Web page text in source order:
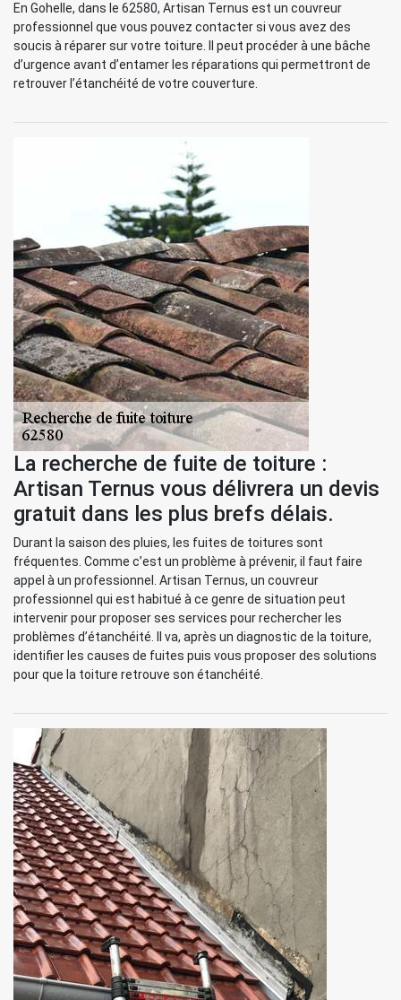
En Gohelle, dans le 62580, Artisan Ternus est un couvreur
professionnel que vous pouvez contacter si vous avez des
soucis à réparer sur votre toiture. Il peut procéder à une bâche
d’urgence avant d’entamer les réparations qui permettront de
retrouver l’étanchéité de votre couverture.
La recherche de fuite de toiture :
Artisan Ternus vous délivrera un devis
gratuit dans les plus brefs délais.
Durant la saison des pluies, les fuites de toitures sont
fréquentes. Comme c’est un problème à prévenir, il faut faire
appel à un professionnel. Artisan Ternus, un couvreur
professionnel qui est habitué à ce genre de situation peut
intervenir pour proposer ses services pour rechercher les
problèmes d’étanchéité. Il va, après un diagnostic de la toiture,
identifier les causes de fuites puis vous proposer des solutions
pour que la toiture retrouve son étanchéité.